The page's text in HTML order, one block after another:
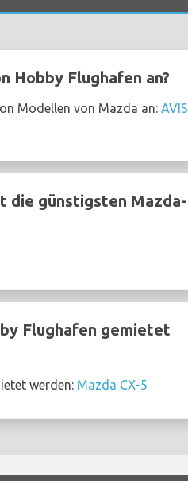
Hobby Flughafen an?
Modellen von Mazda an: AVIS
die günstigsten Mazda-
Flughafen gemietet
werden: Mazda CX-5